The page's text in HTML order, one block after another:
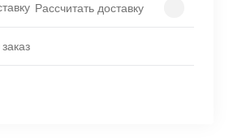
Рассчитать доставку